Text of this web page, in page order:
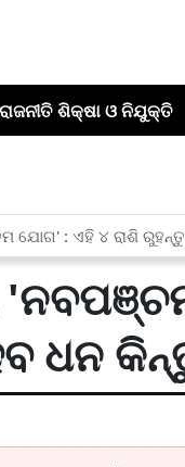
ଶିକ୍ଷା ଓ ନିଯୁକ୍ତି
: ଏହି ୪ ରାଶି
ଧନ